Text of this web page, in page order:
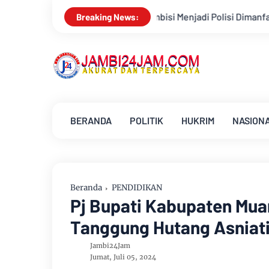
Breaking News:
Menjadi Polisi Dimanfaatkan Oknum, Dua Anggota Polda
BERANDA POLITIK HUKRIM
Beranda PENDIDIKAN
Pj Bupati Kabupaten
Tanggung Hutang
Jambi24Jam
Jumat, Juli 05, 2024